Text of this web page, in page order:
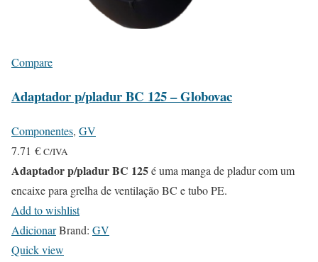
Compare
Adaptador p/pladur BC 125 – Globovac
Componentes, GV
7.71 € C/IVA
Adaptador p/pladur BC 125é uma manga de pladur com um
encaixe para grelha de ventilação BC e tubo PE.
Add to wishlist
AdicionarBrand: GV
Quick view